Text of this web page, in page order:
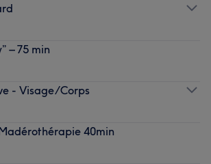
– 75 min
- Visage/Corps
40min